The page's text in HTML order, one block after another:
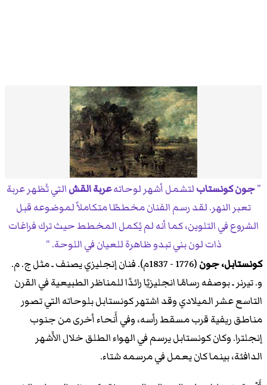
جون كونستابلتشمل أشهر لوحاتهعربة القشالتي تُظهر عربة
تعبر النهر. لقد رسم الفنان مخططًا متكاملاً لموضوعه قبل
الشروع في التلوين، كما أنه لم يُكمل المخطط حيث ترك فراغات
ذات لون بني تبدو ظاهرة للعيان في اللوحة.
كونستابل، جون
(1776 - 1837م). فنان إنجليزي يصنف ـ مثل ج. م.
و. تيرنر ـ بوصفه رسامًا انجليزيًا رائدًا للمناظر الطبيعية في القرن
التاسع عشر الميلادي وقد اشتهر كونستابل بلوحاته التي تصور
مناطق ريفية قرب مسقط رأسه، وفي أَنحاء أخرى من جنوب
إنجلترا. وكان كونستابل يرسم في الهواء الطلق خلال الأَشهر
الدافئة، بينما كان يعمل في مرسمه شتاء.